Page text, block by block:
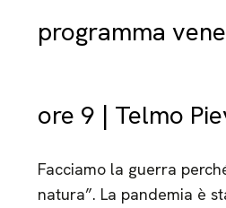
programma
ore 9 | Telmo
Facciamo la guerra
natura”. La pandemia è